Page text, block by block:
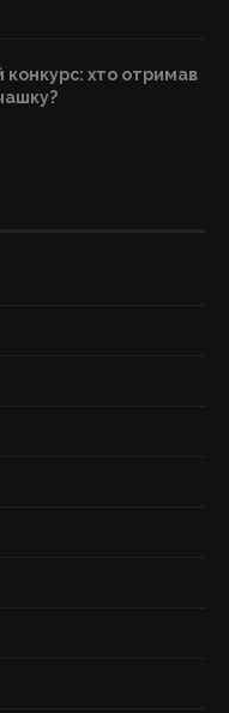
конкурс: хто отримав